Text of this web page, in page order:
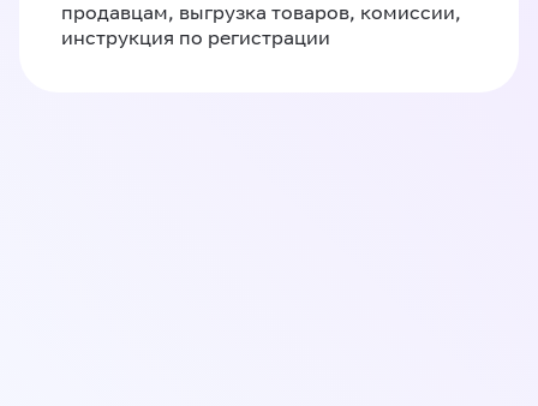
продавцам, выгрузка товаров, комиссии,
инструкция по регистрации